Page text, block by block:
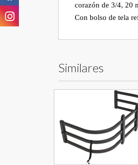
corazón de 3/4, 20
Con bolso de tela
Similares